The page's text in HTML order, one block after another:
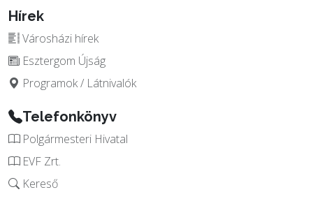
Hírek
Városházi hírek
Esztergom Újság
Programok / Látnivalók
Telefonkönyv
Polgármesteri Hivatal
EVF Zrt.
Kereső